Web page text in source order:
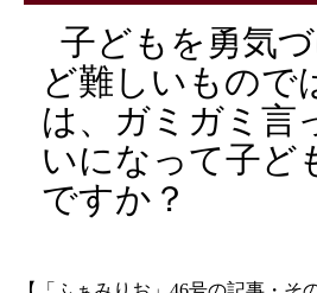
子どもを勇気
ど難しいもので
は、ガミガミ言
いになって子ど
ですか？